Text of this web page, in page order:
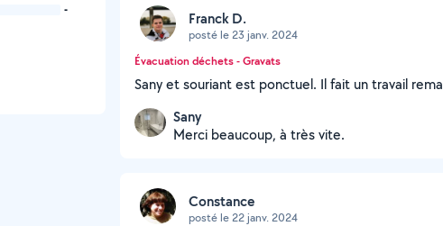
- Franck D.
posté le 23 janv. 2024
Évacuation déchets - Gravats
Sany et souriant est ponctuel. Il fait un travail
Sany
Merci beaucoup, à très vite.
Constance
posté le 22 janv. 2024